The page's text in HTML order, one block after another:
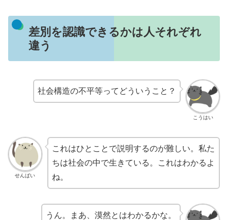
差別を認識できるかは人それぞれ
違う
こうはい
社会構造の不平等ってどういうこと？
せんぱい
これはひとことで説明するのが難しい。私た
ちは社会の中で生きている。これはわかるよ
ね。
うん。まあ、漠然とはわかるかな。